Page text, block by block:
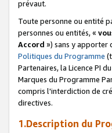
prévaut.
Toute personne ou entité
personnes ou entités, «
Accord ») sans y apporter
Politiques du Programme
Partenaires, la Licence PI
Marques du Programme
compris l'interdiction de
directives.
1.Description du